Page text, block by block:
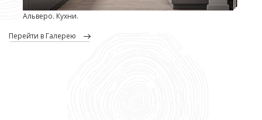
Альверо. Кухни.
перейти в Галерею